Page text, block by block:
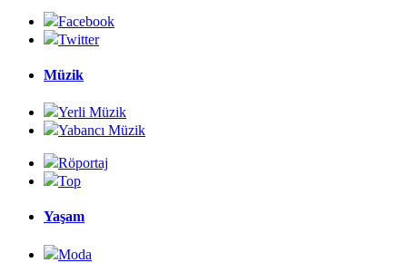
Facebook
Twitter
Müzik
Yerli Müzik
Yabancı Müzik
Röportaj
Top
Yaşam
Moda